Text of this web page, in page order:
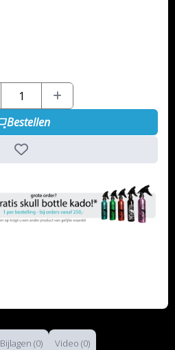
Bestellen
Bijlagen (0) Video (0)